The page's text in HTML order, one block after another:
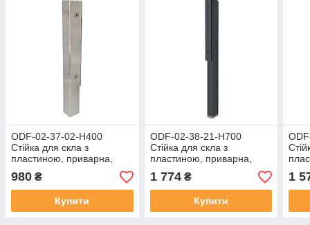
ODF-02-37-02-H400
Стійка для скла з
пластиною, приварна,
висотою 392 мм ,
полірована
980 ₴
Купити
ODF-02-38-21-H700
Стійка для скла з
пластиною, приварна,
висотою 692 мм, чорна
1 774₴
Купити
1